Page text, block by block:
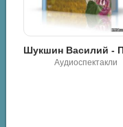
Аудиоспектакли